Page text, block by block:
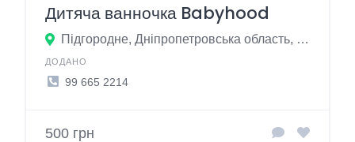
Дитяча ванночка Babyhood
Підгородне, Дніпропетровська область, Україна
ДОДАНО
99 665 2214
500 грн